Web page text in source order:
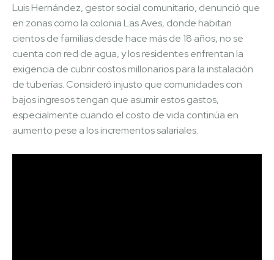
Luis Hernández, gestor social comunitario, denunció que
en zonas como la colonia Las Aves, donde habitan
cientos de familias desde hace más de 18 años, no se
cuenta con red de agua, y los residentes enfrentan la
exigencia de cubrir costos millonarios para la instalación
de tuberías. Consideró injusto que comunidades con
bajos ingresos tengan que asumir estos gastos,
especialmente cuando el costo de vida continúa en
aumento pese a los incrementos salariales.